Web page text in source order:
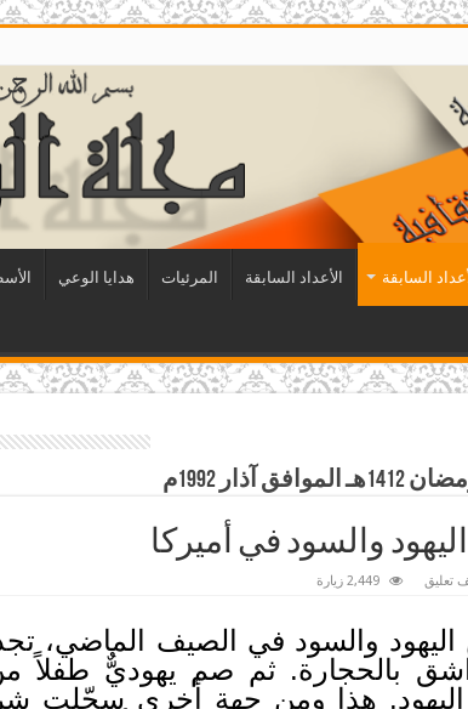
السابقة الأعداد السابقة المرئيات هدايا الوعي
والسود في أميركا
تعليق 2,449 زيارة
والسود في الصيف الماضي،
بالحجارة. ثم صم يهوديٌّ طفلاً